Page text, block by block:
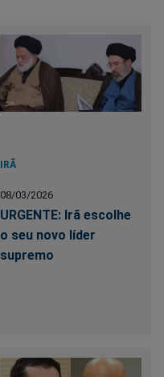
IRÃ
08/03/2026
URGENTE: Irã escolhe
o seu novo líder
supremo